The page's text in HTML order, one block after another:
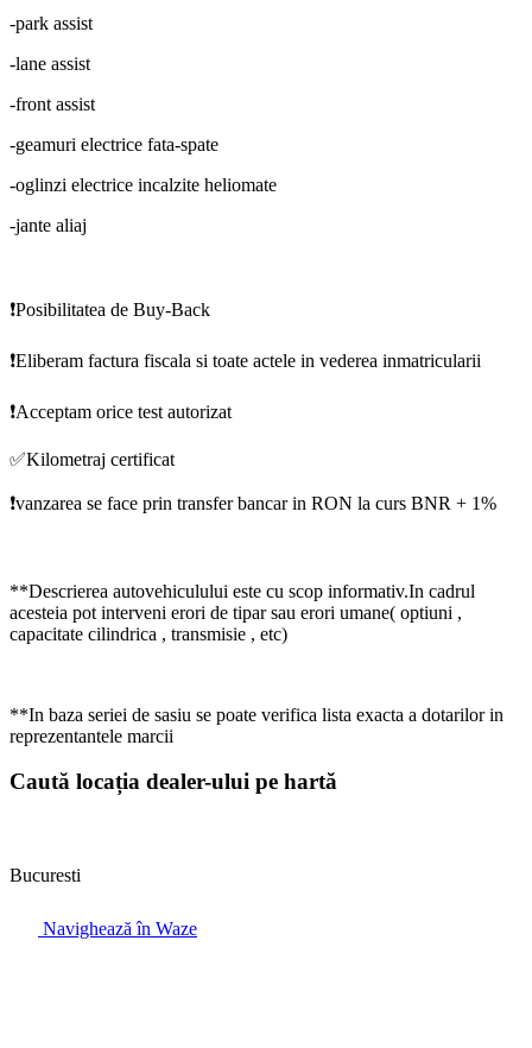
-park assist
-lane assist
-front assist
-geamuri electrice fata-spate
-oglinzi electrice incalzite heliomate
-jante aliaj
❗️Posibilitatea de Buy-Back
❗️Eliberam factura fiscala si toate actele in vederea inmatricularii
❗️Acceptam orice test autorizat
✅Kilometraj certificat
❗️vanzarea se face prin transfer bancar in RON la curs BNR + 1%
**Descrierea autovehiculului este cu scop informativ.In cadrul
acesteia pot interveni erori de tipar sau erori umane( optiuni ,
capacitate cilindrica , transmisie , etc)
**In baza seriei de sasiu se poate verifica lista exacta a dotarilor in
reprezentantele marcii
Caută locația dealer-ului pe hartă
Bucuresti
Navighează în Waze